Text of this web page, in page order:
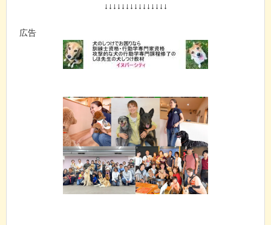
↓↓↓↓↓↓↓↓↓↓↓↓↓↓↓
広告